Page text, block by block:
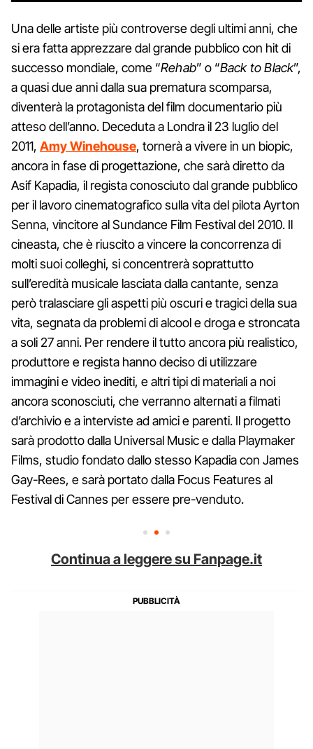
Una delle artiste più controverse degli ultimi anni, che
si era fatta apprezzare dal grande pubblico con hit di
successo mondiale, come “Rehab” o “Back to Black”,
a quasi due anni dalla sua prematura scomparsa,
diventerà la protagonista del film documentario più
atteso dell’anno. Deceduta a Londra il 23 luglio del
2011, Amy Winehouse, tornerà a vivere in un biopic,
ancora in fase di progettazione, che sarà diretto da
Asif Kapadia, il regista conosciuto dal grande pubblico
per il lavoro cinematografico sulla vita del pilota Ayrton
Senna, vincitore al Sundance Film Festival del 2010. Il
cineasta, che è riuscito a vincere la concorrenza di
molti suoi colleghi, si concentrerà soprattutto
sull’eredità musicale lasciata dalla cantante, senza
però tralasciare gli aspetti più oscuri e tragici della sua
vita, segnata da problemi di alcool e droga e stroncata
a soli 27 anni. Per rendere il tutto ancora più realistico,
produttore e regista hanno deciso di utilizzare
immagini e video inediti, e altri tipi di materiali a noi
ancora sconosciuti, che verranno alternati a filmati
d’archivio e a interviste ad amici e parenti. Il progetto
sarà prodotto dalla Universal Music e dalla Playmaker
Films, studio fondato dallo stesso Kapadia con James
Gay-Rees, e sarà portato dalla Focus Features al
Festival di Cannes per essere pre-venduto.
Continua a leggere su Fanpage.it